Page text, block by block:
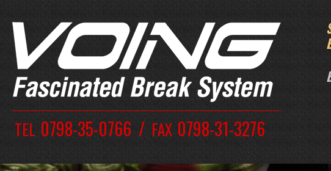
TEL 0798-35-0766 FAX 0798-31-3276